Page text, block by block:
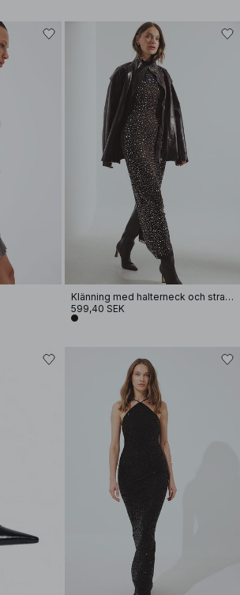
Klänning med halterneck och strass
599,40 SEK